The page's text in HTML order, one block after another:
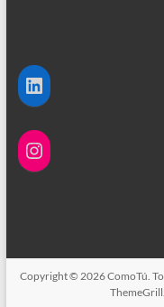
LinkedIn
Instagram
Copyright © 2026ComoTú.